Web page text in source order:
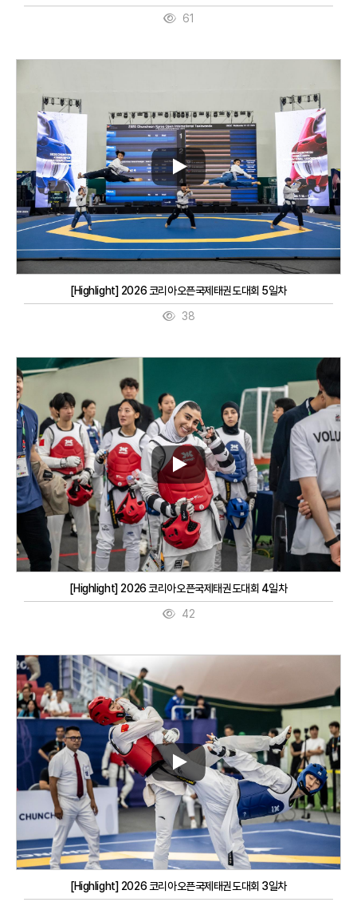
61
[Highlight] 2026 코리아오픈국제태권도대회 5일차
38
[Highlight] 2026 코리아오픈국제태권도대회 4일차
42
[Highlight] 2026 코리아오픈국제태권도대회 3일차